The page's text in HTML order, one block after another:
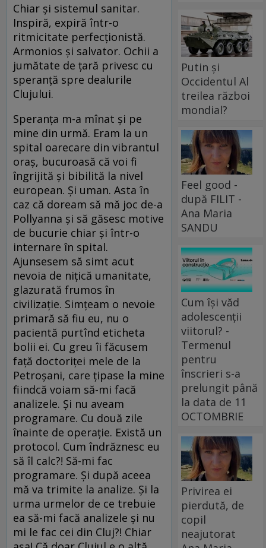
Chiar și sistemul sanitar.
Inspiră, expiră într-o
ritmicitate perfecționistă.
Armonios și salvator. Ochii a
jumătate de țară privesc cu
speranță spre dealurile
Clujului.
Speranța m-a mînat și pe
mine din urmă. Eram la un
spital oarecare din vibrantul
oraș, bucuroasă că voi fi
îngrijită și bibilită la nivel
european. Și uman. Asta în
caz că doream să mă joc de-a
Pollyanna și să găsesc motive
de bucurie chiar și într-o
internare în spital.
Ajunsesem să simt acut
nevoia de nițică umanitate,
glazurată frumos în
civilizație. Simțeam o nevoie
primară să fiu eu, nu o
pacientă purtînd eticheta
bolii ei. Cu greu îi făcusem
față doctoriței mele de la
Petroșani, care țipase la mine
fiindcă voiam să-mi facă
analizele. Și nu aveam
programare. Cu două zile
înainte de operație. Există un
protocol. Cum îndrăznesc eu
să îl calc?! Să-mi fac
programare. Și după aceea
mă va trimite la analize. Și la
urma urmelor de ce trebuie
ea să-mi facă analizele și nu
mi le fac cei din Cluj?! Chiar
Putin și
Occidentul Al
treilea război
mondial?
Feel good -
după FILIT -
Ana Maria
SANDU
Cum își văd
adolescenții
viitorul? -
Termenul
pentru
înscrieri s-a
prelungit până
la data de 11
OCTOMBRIE
Privirea ei
pierdută, de
copil
neajutorat